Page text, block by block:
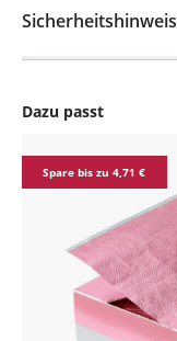
Dazu passt
Spare bis zu 4,71 €